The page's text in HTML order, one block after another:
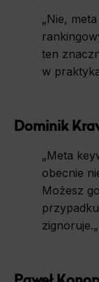
„Nie,
ten
w
Dominik
„Meta
obecnie
Możesz
zignoruje.„